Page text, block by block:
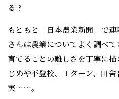
る⁉
もともと「日本農業新聞」で
さんは農業についてよく調べ
育てることの難しさを丁寧に
じめや不登校、Ｉターン、田
実……。